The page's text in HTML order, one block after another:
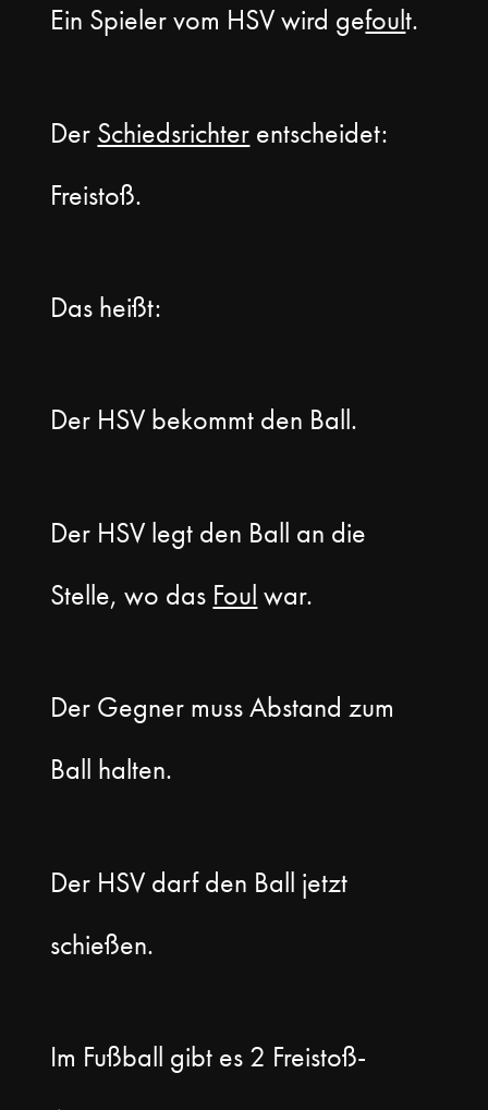
Ein Spieler vom HSV wird gefoult.
Der Schiedsrichter entscheidet:
Freistoß.
Das heißt:
Der HSV bekommt den Ball.
Der HSV legt den Ball an die
Stelle, wo das Foul war.
Der Gegner muss Abstand zum
Ball halten.
Der HSV darf den Ball jetzt
schießen.
Im Fußball gibt es 2 Freistoß-